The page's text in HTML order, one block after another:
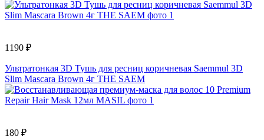
1190 ₽
Ультратонкая 3D Тушь для ресниц коричневая Saemmul 3D
Slim Mascara Brown 4г THE SAEM
180 ₽